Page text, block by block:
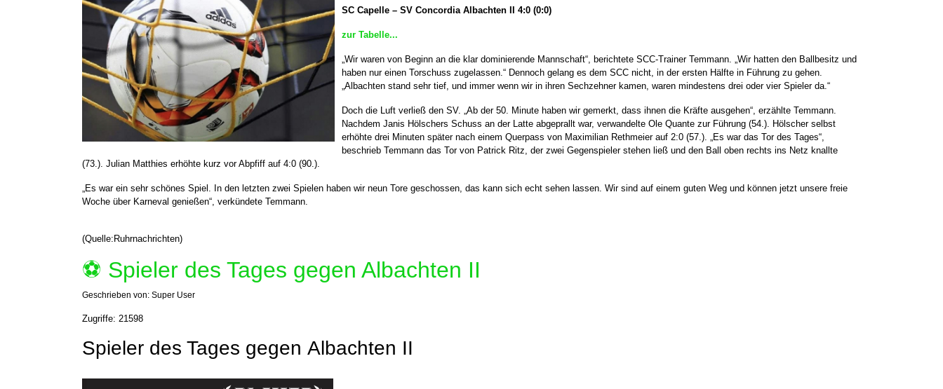
SC Capelle – SV Concordia Albachten II 4:0 (0:0)
zur Tabelle...
„Wir waren von Beginn an die klar dominierende Mannschaft“, berichtete SCC-Trainer Temmann. „Wir hatten den Ballbesitz und
haben nur einen Torschuss zugelassen.“ Dennoch gelang es dem SCC nicht, in der ersten Hälfte in Führung zu gehen.
„Albachten stand sehr tief, und immer wenn wir in ihren Sechzehner kamen, waren mindestens drei oder vier Spieler da.“
Doch die Luft verließ den SV. „Ab der 50. Minute haben wir gemerkt, dass ihnen die Kräfte ausgehen“, erzählte Temmann.
Nachdem Janis Hölschers Schuss an der Latte abgeprallt war, verwandelte Ole Quante zur Führung (54.). Hölscher selbst
erhöhte drei Minuten später nach einem Querpass von Maximilian Rethmeier auf 2:0 (57.). „Es war das Tor des Tages“,
beschrieb Temmann das Tor von Patrick Ritz, der zwei Gegenspieler stehen ließ und den Ball oben rechts ins Netz knallte
(73.). Julian Matthies erhöhte kurz vor Abpfiff auf 4:0 (90.).
„Es war ein sehr schönes Spiel. In den letzten zwei Spielen haben wir neun Tore geschossen, das kann sich echt sehen lassen. Wir sind auf einem guten Weg und können jetzt unsere freie
Woche über Karneval genießen“, verkündete Temmann.
(Quelle:Ruhrnachrichten)
⚽️ Spieler des Tages gegen Albachten II
Geschrieben von: Super User
Zugriffe: 21598
Spieler des Tages gegen Albachten II